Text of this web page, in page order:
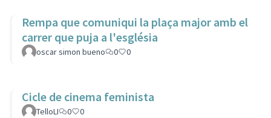
Rempa que comuniqui la plaça major amb el
carrer que puja a l'església
oscar simon bueno 0 0
Cicle de cinema feminista
TelloLI 0 0